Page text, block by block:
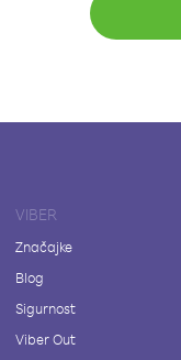
VIBER
Značajke
Blog
Sigurnost
Viber Out